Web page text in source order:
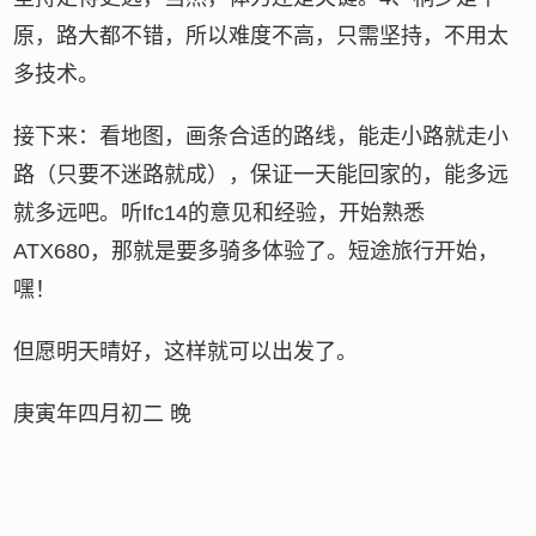
原，路大都不错，所以难度不高，只需坚持，不用太
多技术。
接下来：看地图，画条合适的路线，能走小路就走小
路（只要不迷路就成），保证一天能回家的，能多远
就多远吧。听lfc14的意见和经验，开始熟悉
ATX680，那就是要多骑多体验了。短途旅行开始，
嘿！
但愿明天晴好，这样就可以出发了。
庚寅年四月初二 晚